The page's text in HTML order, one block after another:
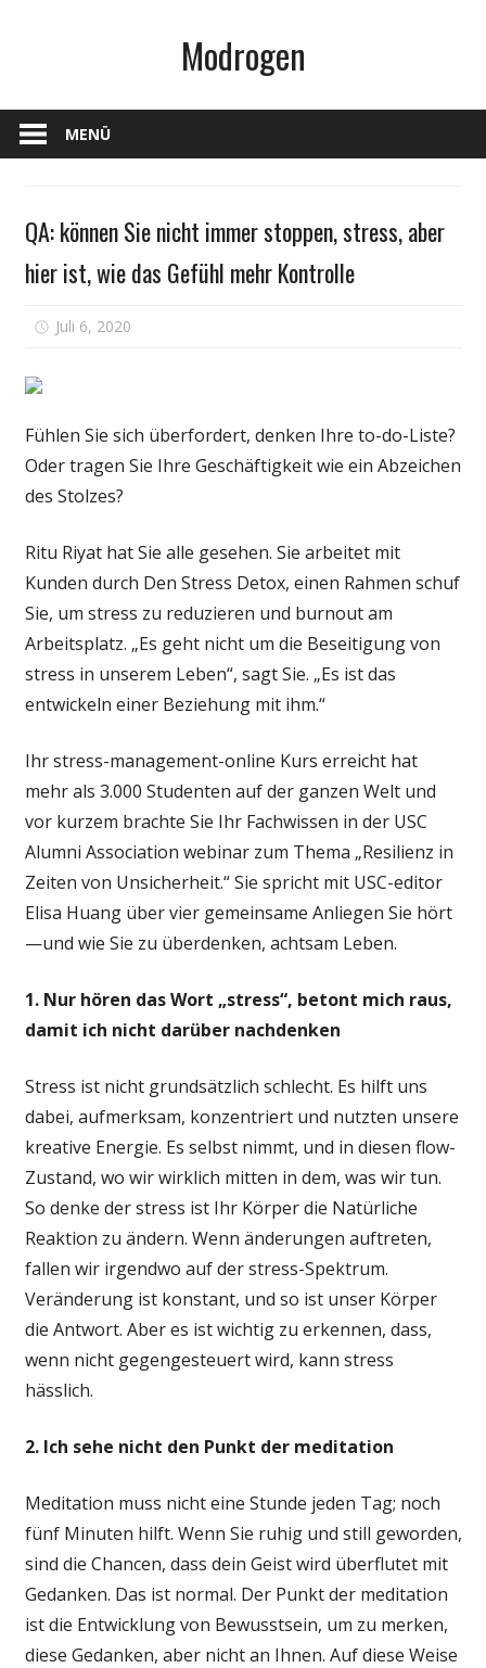
Modrogen
MENÜ
QA: können Sie nicht immer stoppen, stress, aber
hier ist, wie das Gefühl mehr Kontrolle
Juli 6, 2020
nicht
immer
hier
ist,
wie
das
Gefühl
Fühlen Sie sich überfordert, denken Ihre to-do-Liste?
Oder tragen Sie Ihre Geschäftigkeit wie ein Abzeichen
des Stolzes?
Ritu Riyat hat Sie alle gesehen. Sie arbeitet mit
Kunden durch Den Stress Detox, einen Rahmen schuf
Sie, um stress zu reduzieren und burnout am
Arbeitsplatz. „Es geht nicht um die Beseitigung von
stress in unserem Leben“, sagt Sie. „Es ist das
entwickeln einer Beziehung mit ihm.“
Ihr stress-management-online Kurs erreicht hat
mehr als 3.000 Studenten auf der ganzen Welt und
vor kurzem brachte Sie Ihr Fachwissen in der USC
Alumni Association webinar zum Thema „Resilienz in
Zeiten von Unsicherheit.“ Sie spricht mit USC-editor
Elisa Huang über vier gemeinsame Anliegen Sie hört
—und wie Sie zu überdenken, achtsam Leben.
1. Nur hören das Wort „stress“, betont mich raus,
damit ich nicht darüber nachdenken
Stress ist nicht grundsätzlich schlecht. Es hilft uns
dabei, aufmerksam, konzentriert und nutzten unsere
kreative Energie. Es selbst nimmt, und in diesen flow-
Zustand, wo wir wirklich mitten in dem, was wir tun.
So denke der stress ist Ihr Körper die Natürliche
Reaktion zu ändern. Wenn änderungen auftreten,
fallen wir irgendwo auf der stress-Spektrum.
Veränderung ist konstant, und so ist unser Körper
die Antwort. Aber es ist wichtig zu erkennen, dass,
wenn nicht gegengesteuert wird, kann stress
hässlich.
2. Ich sehe nicht den Punkt der meditation
Meditation muss nicht eine Stunde jeden Tag; noch
fünf Minuten hilft. Wenn Sie ruhig und still geworden,
sind die Chancen, dass dein Geist wird überflutet mit
Gedanken. Das ist normal. Der Punkt der meditation
ist die Entwicklung von Bewusstsein, um zu merken,
diese Gedanken, aber nicht an Ihnen. Auf diese Weise